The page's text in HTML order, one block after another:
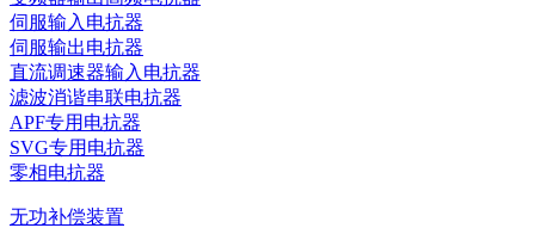
伺服输入电抗器
伺服输出电抗器
直流调速器输入电抗器
滤波消谐串联电抗器
APF专用电抗器
SVG专用电抗器
零相电抗器
无功补偿装置